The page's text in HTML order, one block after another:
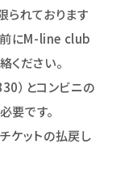
られております
前にM-line club
ださい。
）とコンビニの
要です。
ケットの払戻し